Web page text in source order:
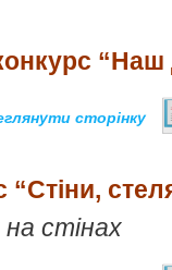
“Наш
сторінку
“Стіни,
стінах